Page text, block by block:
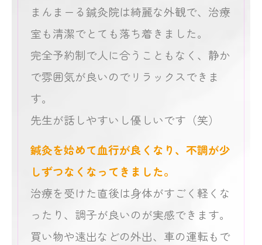
まんまーる鍼灸院は綺麗な外観で、治療
室も清潔でとても落ち着きました。
完全予約制で人に合うこともなく、静か
で雰囲気が良いのでリラックスできま
す。
先生が話しやすいし優しいです（笑）
鍼灸を始めて血行が良くなり、不調が少
しずつなくなってきました。
治療を受けた直後は身体がすごく軽くな
ったり、調子が良いのが実感できます。
買い物や遠出などの外出、車の運転もで